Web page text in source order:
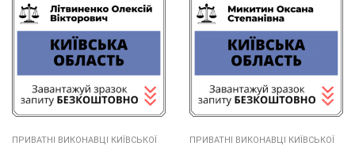
ПРИВАТНІ ВИКОНАВЦІ КИЇВСЬКОЇ
ПРИВАТНІ ВИКОНАВЦІ КИЇВСЬКОЇ